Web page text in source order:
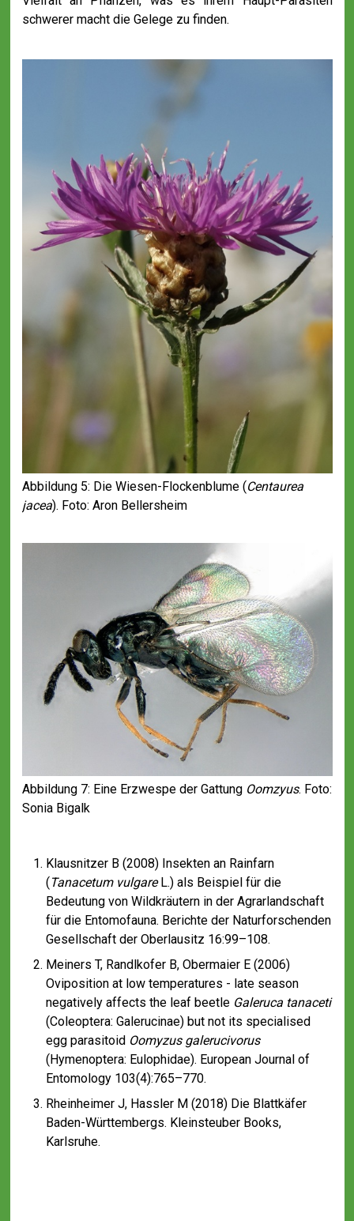
schwerer macht die Gelege zu finden.
Abbildung 5: Die Wiesen-Flockenblume (Centaurea
jacea). Foto: Aron Bellersheim
Abbildung 7: Eine Erzwespe der Gattung Oomzyus. Foto:
Sonia Bigalk
Klausnitzer B (2008) Insekten an Rainfarn
(Tanacetum vulgareL.) als Beispiel für die
Bedeutung von Wildkräutern in der Agrarlandschaft
für die Entomofauna. Berichte der Naturforschenden
Gesellschaft der Oberlausitz 16:99–108.
Meiners T, Randlkofer B, Obermaier E (2006)
Oviposition at low temperatures - late season
negatively affects the leaf beetle Galeruca tanaceti
(Coleoptera: Galerucinae) but not its specialised
egg parasitoid Oomyzus galerucivorus
(Hymenoptera: Eulophidae). European Journal of
Entomology 103(4):765–770.
Rheinheimer J, Hassler M (2018) Die Blattkäfer
Baden-Württembergs. Kleinsteuber Books,
Karlsruhe.